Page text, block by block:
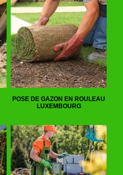
POSE DE GAZON EN ROULEAU
LUXEMBOURG